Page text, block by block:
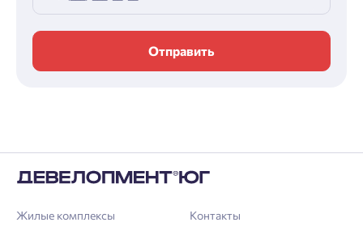
Отправить
Жилые комплексы Контакты